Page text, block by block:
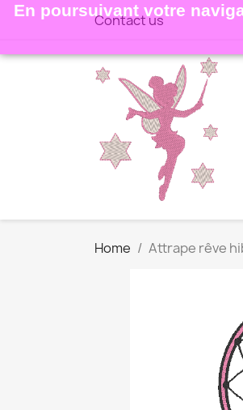
En poursuivant votre
Contact us
Home Attrape rêve